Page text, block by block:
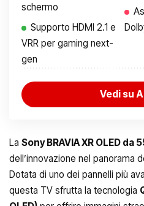
schermo
Supporto HDMI 2.1 e
VRR per gaming next-
gen
Vedi su
La Sony BRAVIA XR OLED da
dell’innovazione nel panorama
Dotata di uno dei pannelli più
questa TV sfrutta la tecnologia